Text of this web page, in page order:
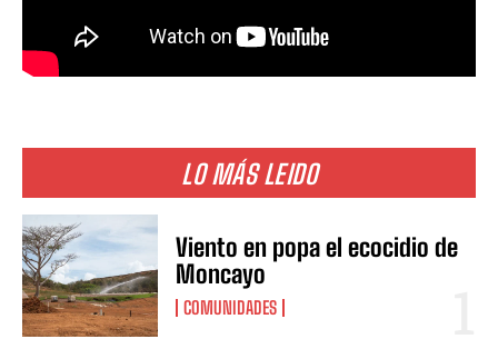
LO MÁS LEIDO
Viento en popa el ecocidio de
Moncayo
COMUNIDADES